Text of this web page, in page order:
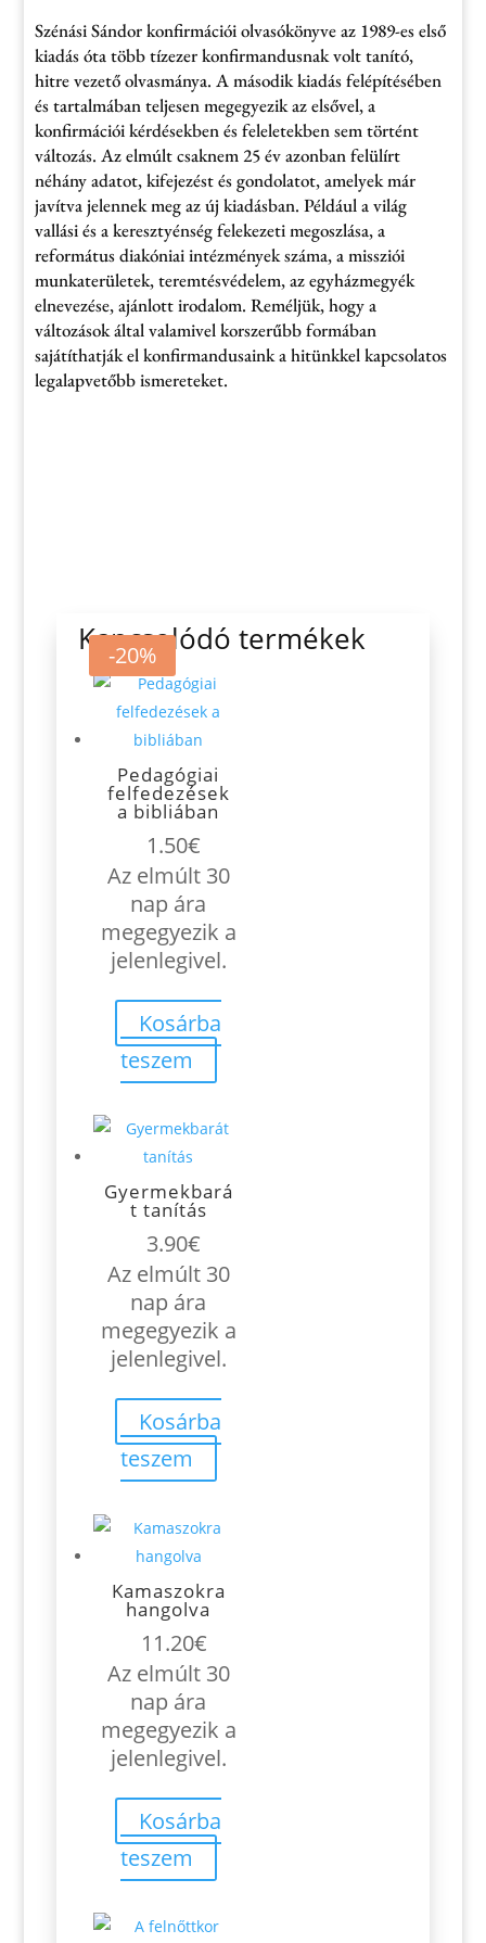
Szénási Sándor konfirmációi olvasókönyve az 1989-es első
kiadás óta több tízezer konfirmandusnak volt tanító,
hitre vezető olvasmánya. A második kiadás felépítésében
és tartalmában teljesen megegyezik az elsővel, a
konfirmációi kérdésekben és feleletekben sem történt
változás. Az elmúlt csaknem 25 év azonban felülírt
néhány adatot, kifejezést és gondolatot, amelyek már
javítva jelennek meg az új kiadásban. Például a világ
vallási és a keresztyénség felekezeti megoszlása, a
református diakóniai intézmények száma, a missziói
munkaterületek, teremtésvédelem, az egyházmegyék
elnevezése, ajánlott irodalom. Reméljük, hogy a
változások által valamivel korszerűbb formában
sajátíthatják el konfirmandusaink a hitünkkel kapcsolatos
legalapvetőbb ismereteket.
Kapcsolódó termékek
Pedagógiai
felfedezések
a bibliában
1.50€
Az elmúlt 30
nap ára
megegyezik a
jelenlegivel.
Kosárba
teszem
Gyermekbará
t tanítás
3.90€
Az elmúlt 30
nap ára
megegyezik a
jelenlegivel.
Kosárba
teszem
Kamaszokra
hangolva
11.20€
Az elmúlt 30
nap ára
megegyezik a
jelenlegivel.
Kosárba
teszem
-20%